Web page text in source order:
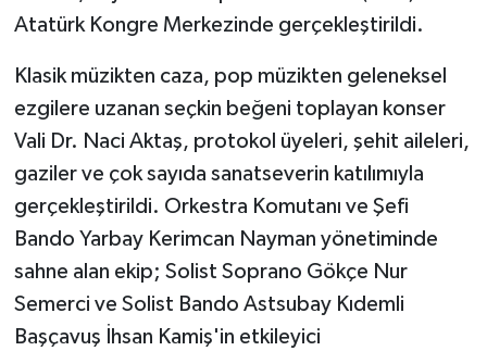
Atatürk Kongre Merkezinde gerçekleştirildi.
Klasik müzikten caza, pop müzikten geleneksel
ezgilere uzanan seçkin beğeni toplayan konser
Vali Dr. Naci Aktaş, protokol üyeleri, şehit aileleri,
gaziler ve çok sayıda sanatseverin katılımıyla
gerçekleştirildi. Orkestra Komutanı ve Şefi
Bando Yarbay Kerimcan Nayman yönetiminde
sahne alan ekip; Solist Soprano Gökçe Nur
Semerci ve Solist Bando Astsubay Kıdemli
Başçavuş İhsan Kamiş'in etkileyici
Jandarma
KÜLTÜR SANAT
MAGAZİN
Otomobil
POLİTİKA